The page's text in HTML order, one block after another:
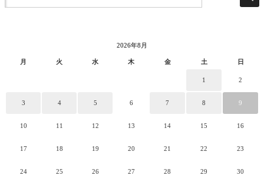
2026年8月
月 火 水 木 金 土 日
1 2
3 4 5 6 7 8 9
10 11 12 13 14 15 16
17 18 19 20 21 22 23
24 25 26 27 28 29 30